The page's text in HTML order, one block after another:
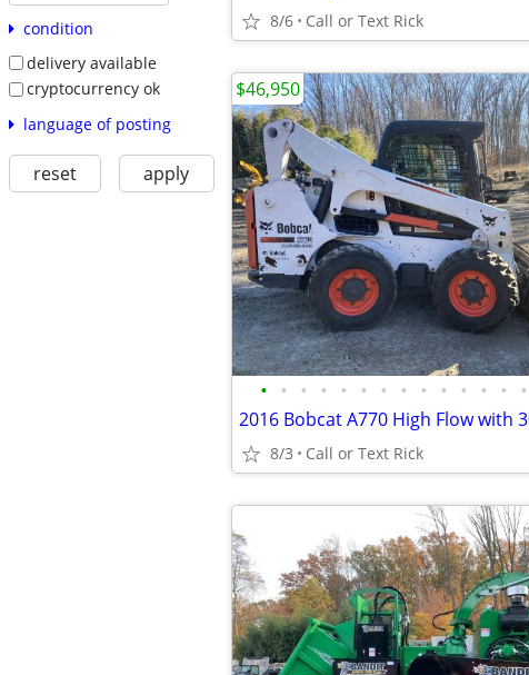
condition
delivery available
cryptocurrency ok
language of posting
reset apply
8/6 Call or Text Rick
• • • • • • • • • • • • • •
8/3 Call or Text Rick
$46,950